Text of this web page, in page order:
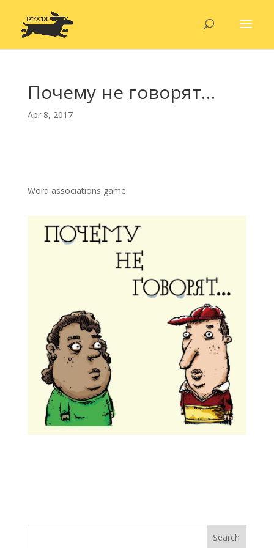
Почему не говорят…
Apr 8, 2017
Word associations game.